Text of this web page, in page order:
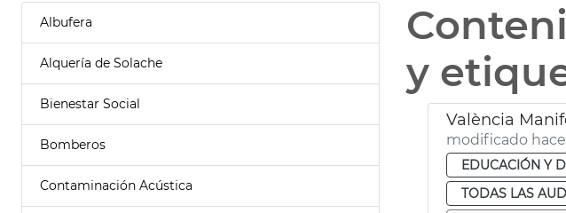
Albufera
Alquería de Solache
Bienestar Social
Bomberos
Contaminación Acústica
y
València
modificado hace
EDUCACIÓN Y
TODAS LAS